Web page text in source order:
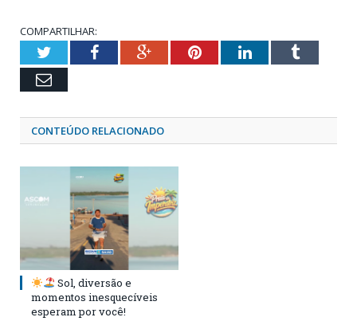
COMPARTILHAR:
TwitterFacebookGoogle+PinterestLinkedInTumblr
Email
CONTEÚDO RELACIONADO
Sol, diversão e
momentos inesquecíveis
esperam por você!